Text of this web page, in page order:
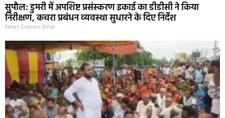
सुपौल: डुमरी में अपशिष्ट प्रसंस्करण इकाई का डीडीसी ने किया
निरीक्षण, कचरा प्रबंधन व्यवस्था सुधारने के दिए निर्देश
News Express Bihar